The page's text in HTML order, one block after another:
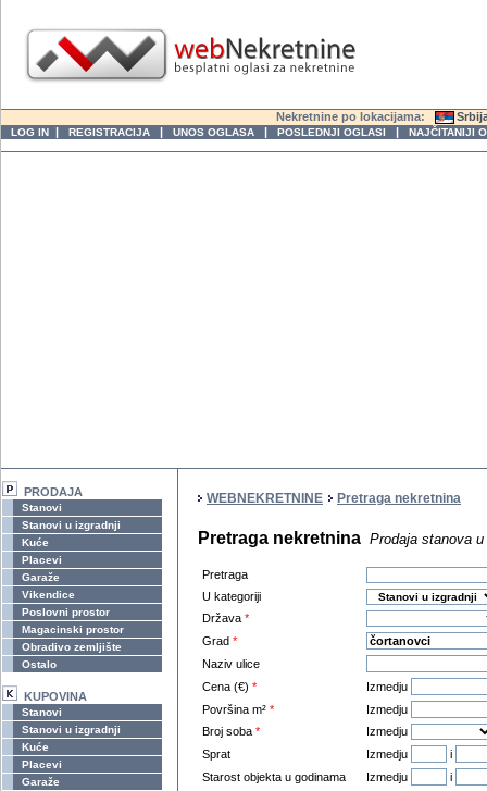
Nekretnine po lokacijama:
LOG IN | REGISTRACIJA | UNOS OGLASA | POSLEDNJI OGLASI | NAJČITANIJI
PRODAJA
Stanovi
Stanovi u izgradnji
Kuće
Placevi
Garaže
Vikendice
Poslovni prostor
Magacinski prostor
Obradivo zemljište
Ostalo
KUPOVINA
Stanovi
Stanovi u izgradnji
Kuće
Placevi
Garaže
WEBNEKRETNINE Pretraga nekretnina
Pretraga nekretnina Prodaja stanova
Pretraga
U kategoriji
Država *
Grad *
Naziv ulice
Cena (€) *
Izmedju
Površina m² *
Izmedju
Broj soba *
Izmedju
Sprat
Izmedju
i
Starost objekta u godinama
Izmedju
i